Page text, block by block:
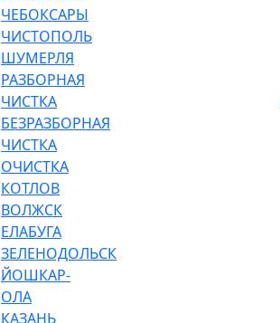
ЧЕБОКСАРЫ
ЧИСТОПОЛЬ
ШУМЕРЛЯ
РАЗБОРНАЯ
ЧИСТКА
БЕЗРАЗБОРНАЯ
ЧИСТКА
ОЧИСТКА
КОТЛОВ
ВОЛЖСК
ЕЛАБУГА
ЗЕЛЕНОДОЛЬСК
ЙОШКАР-
ОЛА
КАЗАНЬ